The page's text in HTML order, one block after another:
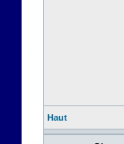
Haut